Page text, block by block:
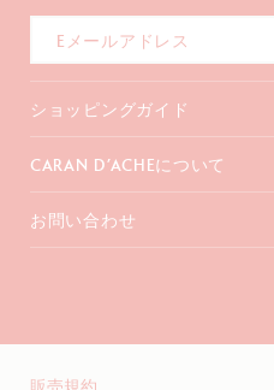
ショッピングガイド
お支払いについて
コーポレートギフト
CARAN D’ACHEについて
よくあるご質問
会社概要
お問い合わせ